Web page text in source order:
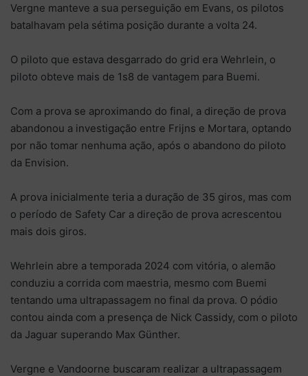
Vergne manteve a sua perseguição em Evans, os pilotos
batalhavam pela sétima posição durante a volta 24.
O piloto que estava desgarrado do grid era Wehrlein, o
piloto obteve mais de 1s8 de vantagem para Buemi.
Com a prova se aproximando do final, a direção de prova
abandonou a investigação entre Frijns e Mortara, optando
por não tomar nenhuma ação, após o abandono do piloto
da Envision.
A prova inicialmente teria a duração de 35 giros, mas com
o período de Safety Car a direção de prova acrescentou
mais dois giros.
Wehrlein abre a temporada 2024 com vitória, o alemão
conduziu a corrida com maestria, mesmo com Buemi
tentando uma ultrapassagem no final da prova. O pódio
contou ainda com a presença de Nick Cassidy, com o piloto
da Jaguar superando Max Günther.
Vergne e Vandoorne buscaram realizar a ultrapassagem